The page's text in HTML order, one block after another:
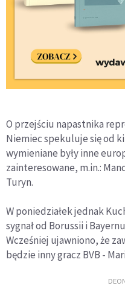
O przejściu napastnika
Niemiec spekuluje się od
wymieniane były inne
zainteresowane, m.in.:
Turyn.
W poniedziałek jednak
sygnał od Borussii i
Wcześniej ujawniono, że
będzie inny gracz BVB -